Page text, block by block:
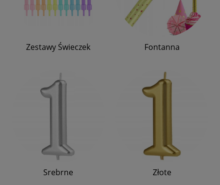
Zestawy Świeczek Fontanna
Srebrne Złote